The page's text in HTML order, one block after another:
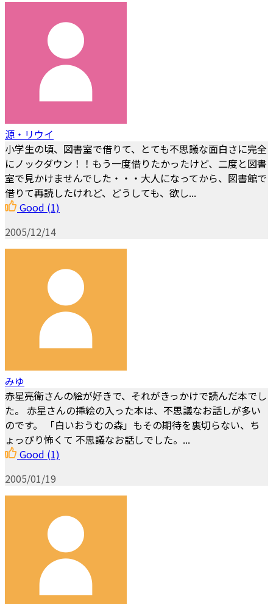
源・リウイ
小学生の頃、図書室で借りて、とても不思議な面白さに完全
にノックダウン！！もう一度借りたかったけど、二度と図書
室で見かけませんでした・・・大人になってから、図書館で
借りて再読したけれど、どうしても、欲し...
Good (1)
2005/12/14
みゆ
赤星亮衛さんの絵が好きで、それがきっかけで読んだ本でし
た。 赤星さんの挿絵の入った本は、不思議なお話しが多い
のです。 「白いおうむの森」もその期待を裏切らない、ち
ょっぴり怖くて 不思議なお話しでした。...
Good (1)
2005/01/19